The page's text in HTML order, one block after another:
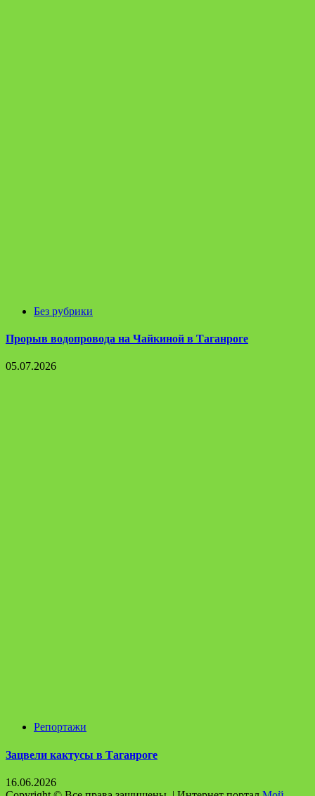
Без рубрики
Прорыв водопровода на Чайкиной в Таганроге
05.07.2026
Репортажи
Зацвели кактусы в Таганроге
16.06.2026